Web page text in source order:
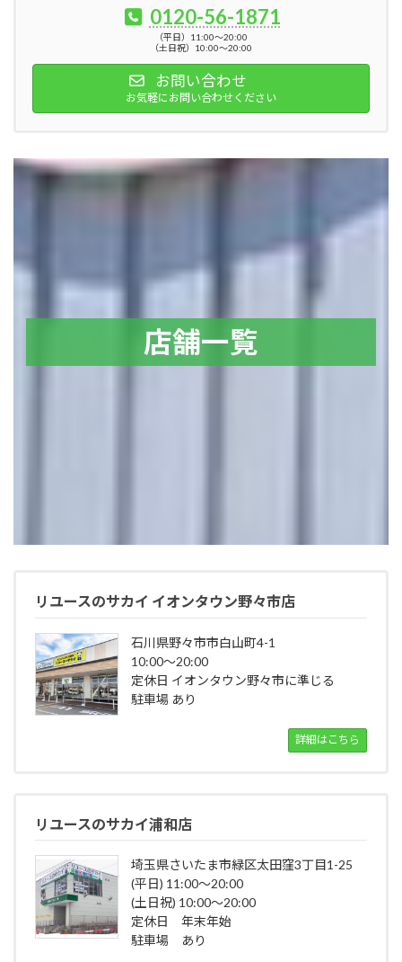
0120-56-1871
（平日）11:00～20:00
（土日祝）10:00～20:00
お問い合わせ
お気軽にお問い合わせください
店舗一覧
リユースのサカイ イオンタウン野々市店
石川県野々市市白山町4-1
10:00～20:00
定休日 イオンタウン野々市に準じる
駐車場 あり
詳細はこちら
リユースのサカイ浦和店
埼玉県さいたま市緑区太田窪3丁目1-25
(平日) 11:00～20:00
(土日祝) 10:00～20:00
定休日 年末年始
駐車場 あり